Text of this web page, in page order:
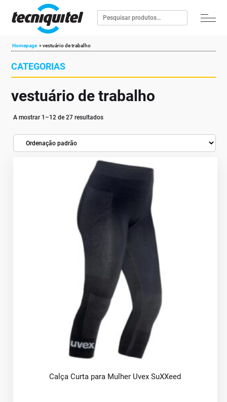
Homepage »vestuário de trabalho
CATEGORIAS
vestuário de trabalho
A mostrar 1–12 de 27 resultados
Calça Curta para Mulher Uvex SuXXeed